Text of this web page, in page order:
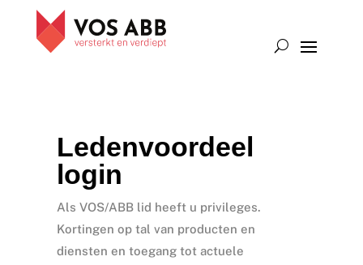
Ledenvoordeel
login
Als VOS/ABB lid heeft u privileges.
Kortingen op tal van producten en
diensten en toegang tot actuele